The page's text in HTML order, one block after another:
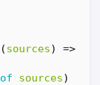
(sources) =>
of sources)